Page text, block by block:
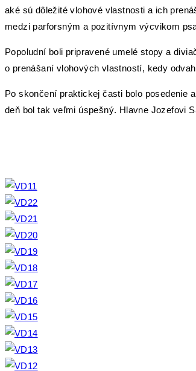
aké sú dôležité vlohové vlastnosti a ich
medzi parforsným a pozitívnym výcvikom
Popoludní boli pripravené umelé stopy a
o prenášaní vlohových vlastností, kedy
Po skončení praktickej časti bolo
deň bol tak veľmi úspešný. Hlavne Jozefovi
Ing. Jozef
Riaditeľ